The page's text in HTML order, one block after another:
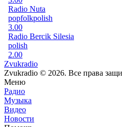
Radio Nuta
popfolkpolish
3.00
Radio Bercik Silesia
polish
2.00
Zvukradio
Zvukradio © 2026. Все права
Меню
Радио
Музыка
Видео
Новости